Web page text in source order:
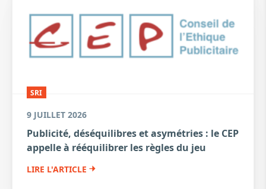
SRI
9 JUILLET 2026
Publicité, déséquilibres et asymétries : le CEP
appelle à rééquilibrer les règles du jeu
LIRE L'ARTICLE